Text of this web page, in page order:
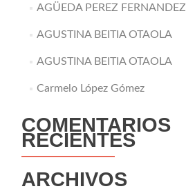
AGÜEDA PEREZ FERNANDEZ
AGUSTINA BEITIA OTAOLA
AGUSTINA BEITIA OTAOLA
Carmelo López Gómez
COMENTARIOS
RECIENTES
ARCHIVOS